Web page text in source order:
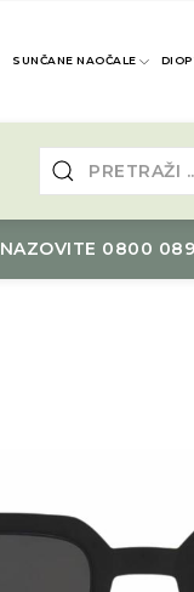
SUNČANE NAOČALE
NAZOVITE 0800